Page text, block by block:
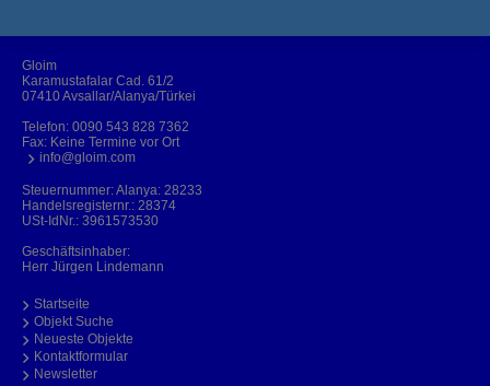
Gloim
Karamustafalar Cad. 61/2
07410 Avsallar/Alanya/Türkei
Telefon: 0090 543 828 7362
Fax: Keine Termine vor Ort
info@gloim.com
Steuernummer: Alanya: 28233
Handelsregisternr.: 28374
USt-IdNr.: 3961573530
Geschäftsinhaber:
Herr Jürgen Lindemann
Startseite
Objekt Suche
Neueste Objekte
Kontaktformular
Newsletter